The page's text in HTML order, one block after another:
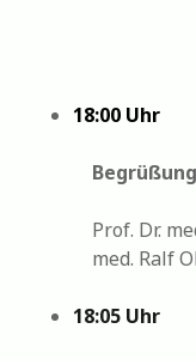
18:00 Uhr
Begrüßung
Prof. Dr.
med. Ralf
18:05 Uhr